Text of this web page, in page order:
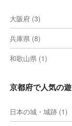
大阪府 (3)
兵庫県 (8)
和歌山県 (1)
京都府で人気の
日本の城・城跡 (1)